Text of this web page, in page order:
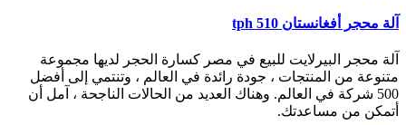
آلة محجر أفغانستان 510 tph
آلة محجر البيرلايت للبيع في مصر كسارة الحجر لديها مجموعة
متنوعة من المنتجات ، جودة رائدة في العالم ، وتنتمي إلى أفضل
500 شركة في العالم. وهناك العديد من الحالات الناجحة ، آمل أن
أتمكن من مساعدتك.